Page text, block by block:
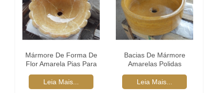
Mármore De Forma De
Flor Amarela Pias Para
Leia Mais...
Bacias De Mármore
Amarelas Polidas
Leia Mais...